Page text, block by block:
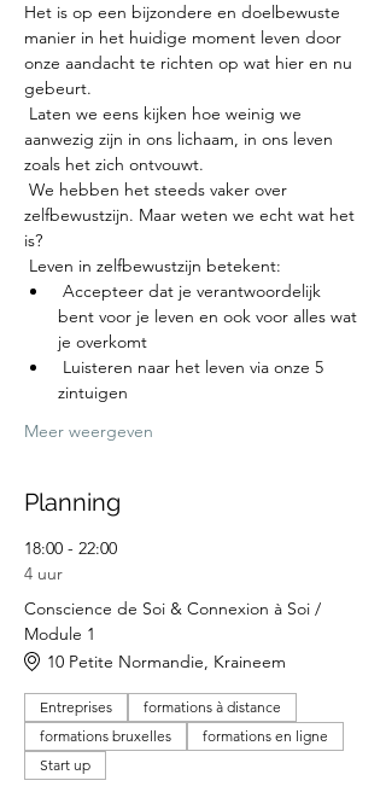
Het is op een bijzondere en doelbewuste
manier in het huidige moment leven door
onze aandacht te richten op wat hier en nu
gebeurt.
aanwezig zijn in ons lichaam, in ons leven
zoals het zich ontvouwt.
zelfbewustzijn. Maar weten we echt wat het
is?
Leven in zelfbewustzijn betekent:
bent voor je leven en ook voor alles wat
je overkomt
zintuigen
Meer weergeven
Planning
18:00 - 22:00
4 uur
Conscience de Soi & Connexion à Soi /
Module 1
10 Petite Normandie, Kraineem
Entreprises
formations à distance
formations bruxelles
formations en ligne
Start up